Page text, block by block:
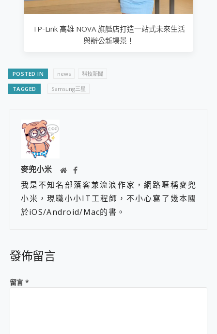
TP-Link 高雄 NOVA 旗艦店打造一站式未來生活
與辦公新場景！
POSTED IN news 科技新聞
TAGGED Samsung三星
麥兜小米
我是不知名部落客兼流浪作家，網路暱稱麥兜
小米，現職小小IT工程師，不小心寫了幾本關
於iOS/Android/Mac的書。
發佈留言
留言 *